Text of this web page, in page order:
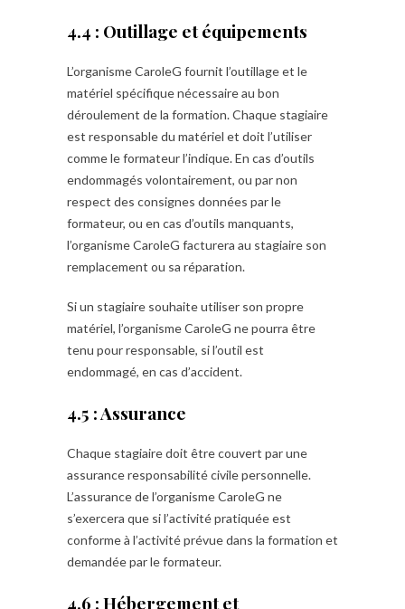
4.4 : Outillage et équipements
L’organisme CaroleG fournit l’outillage et le
matériel spécifique nécessaire au bon
déroulement de la formation. Chaque stagiaire
est responsable du matériel et doit l’utiliser
comme le formateur l’indique. En cas d’outils
endommagés volontairement, ou par non
respect des consignes données par le
formateur, ou en cas d’outils manquants,
l’organisme CaroleG facturera au stagiaire son
remplacement ou sa réparation.
Si un stagiaire souhaite utiliser son propre
matériel, l’organisme CaroleG ne pourra être
tenu pour responsable, si l’outil est
endommagé, en cas d’accident.
4.5 : Assurance
Chaque stagiaire doit être couvert par une
assurance responsabilité civile personnelle.
L’assurance de l’organisme CaroleG ne
s’exercera que si l’activité pratiquée est
conforme à l’activité prévue dans la formation et
demandée par le formateur.
4.6 : Hébergement et